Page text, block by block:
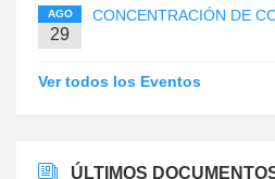
AGO
29
CONCENTRACIÓN DE
Ver todos los Eventos
ÚLTIMOS